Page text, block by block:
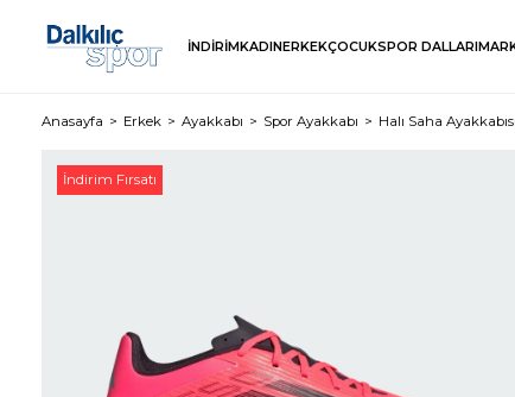
İNDİRİMKADINERKEKÇOCUKSPOR DALLARI
Anasayfa Erkek Ayakkabı Spor Ayakkabı Halı Saha Ayakkabısı
İndirim Fırsatı